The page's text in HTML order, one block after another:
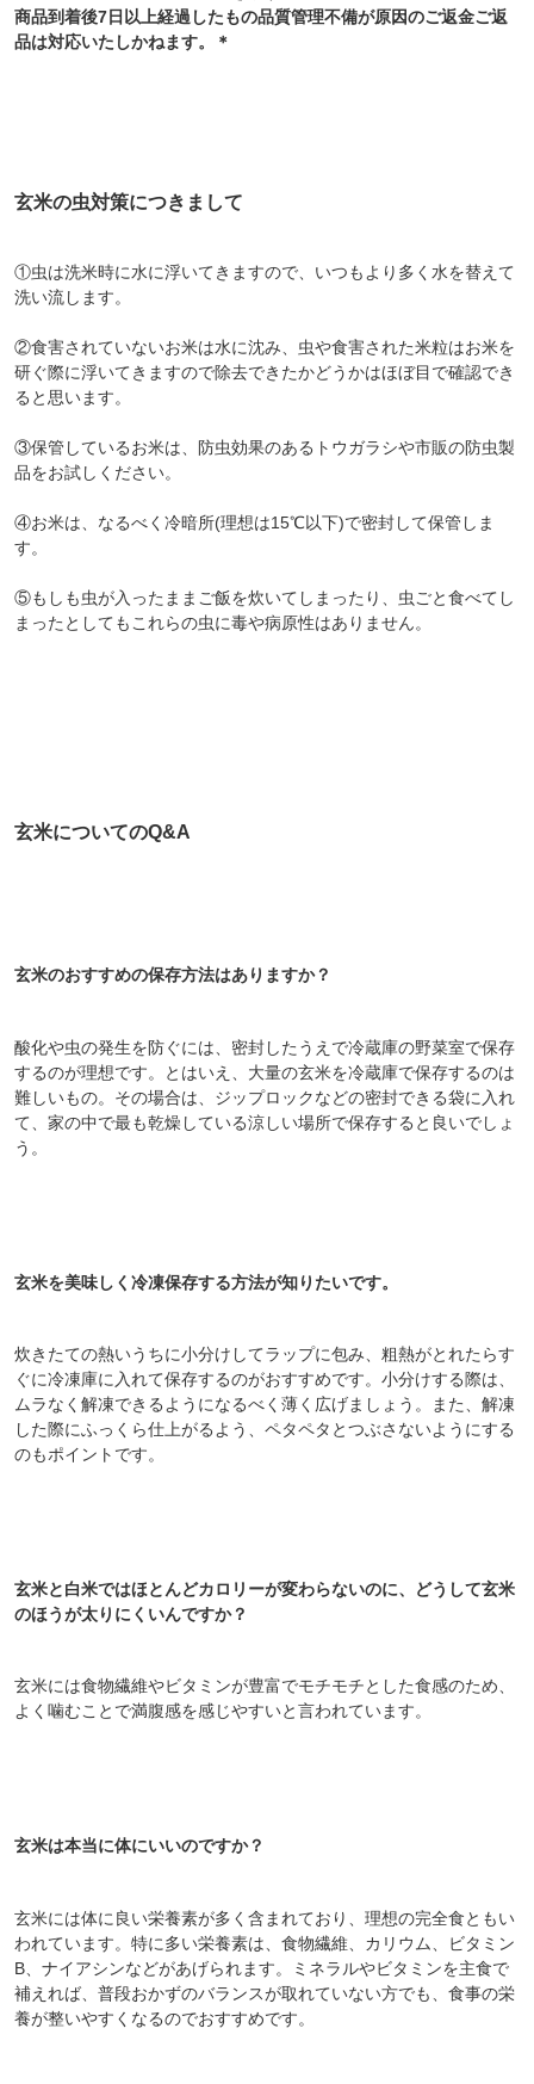
商品到着後7日以上経過したもの品質管理不備が原因のご返金ご返
品は対応いたしかねます。＊
玄米の虫対策につきまして
①虫は洗米時に水に浮いてきますので、いつもより多く水を替えて
洗い流します。
②食害されていないお米は水に沈み、虫や食害された米粒はお米を
研ぐ際に浮いてきますので除去できたかどうかはほぼ目で確認でき
ると思います。
③保管しているお米は、防虫効果のあるトウガラシや市販の防虫製
品をお試しください。
④お米は、なるべく冷暗所(理想は15℃以下)で密封して保管しま
す。
⑤もしも虫が入ったままご飯を炊いてしまったり、虫ごと食べてし
まったとしてもこれらの虫に毒や病原性はありません。
玄米についてのQ&A
玄米のおすすめの保存方法はありますか？
酸化や虫の発生を防ぐには、密封したうえで冷蔵庫の野菜室で保存
するのが理想です。とはいえ、大量の玄米を冷蔵庫で保存するのは
難しいもの。その場合は、ジップロックなどの密封できる袋に入れ
て、家の中で最も乾燥している涼しい場所で保存すると良いでしょ
う。
玄米を美味しく冷凍保存する方法が知りたいです。
炊きたての熱いうちに小分けしてラップに包み、粗熱がとれたらす
ぐに冷凍庫に入れて保存するのがおすすめです。小分けする際は、
ムラなく解凍できるようになるべく薄く広げましょう。また、解凍
した際にふっくら仕上がるよう、ペタペタとつぶさないようにする
のもポイントです。
玄米と白米ではほとんどカロリーが変わらないのに、どうして玄米
のほうが太りにくいんですか？
玄米には食物繊維やビタミンが豊富でモチモチとした食感のため、
よく噛むことで満腹感を感じやすいと言われています。
玄米は本当に体にいいのですか？
玄米には体に良い栄養素が多く含まれており、理想の完全食ともい
われています。特に多い栄養素は、食物繊維、カリウム、ビタミン
B、ナイアシンなどがあげられます。ミネラルやビタミンを主食で
補えれば、普段おかずのバランスが取れていない方でも、食事の栄
養が整いやすくなるのでおすすめです。